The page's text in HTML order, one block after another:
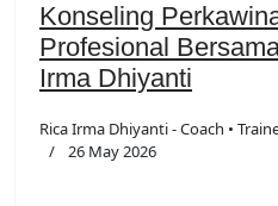
Konseling
Profesional
Irma Dhiyanti
Rica Irma Dhiyanti - Coach •
26 May 2026